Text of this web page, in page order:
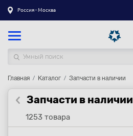
Россия - Москва
Каталог товаров
Регистрация|Вход
Доставка
Главная Каталог Запчасти в наличии
Запчасти в наличии
1253 товара